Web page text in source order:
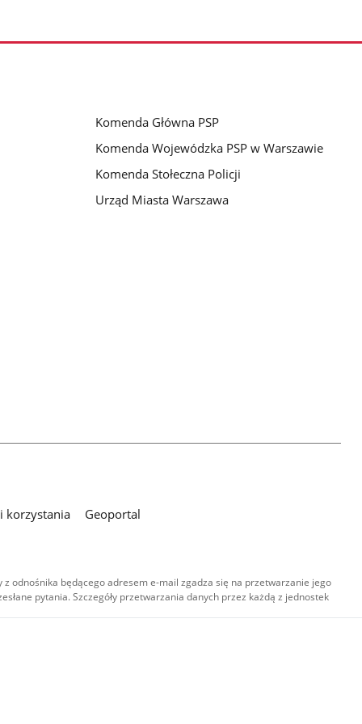
Komenda Główna PSP
Komenda Wojewódzka PSP w Warszawie
Komenda Stołeczna Policji
Urząd Miasta Warszawa
korzystania
Geoportal
odnośnika będącego adresem e-mail zgadza się na przetwarzanie jego
pytania. Szczegóły przetwarzania danych przez każdą z jednostek